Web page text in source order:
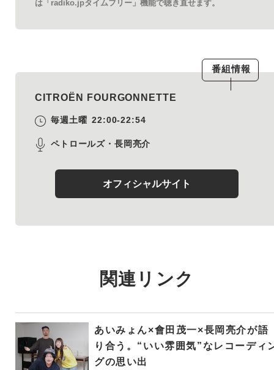
は「radiko.jpタイムフリー」機能で聴き直せます。
番組情報
CITROËN FOURGONNETTE
毎週土曜 22:00-22:54
ペトロールズ・長岡亮介
オフィシャルサイト
関連リンク
あいみょん×會田茂一×長岡亮介が語
り合う。“いい雰囲気”なレコーディ
グの思い出